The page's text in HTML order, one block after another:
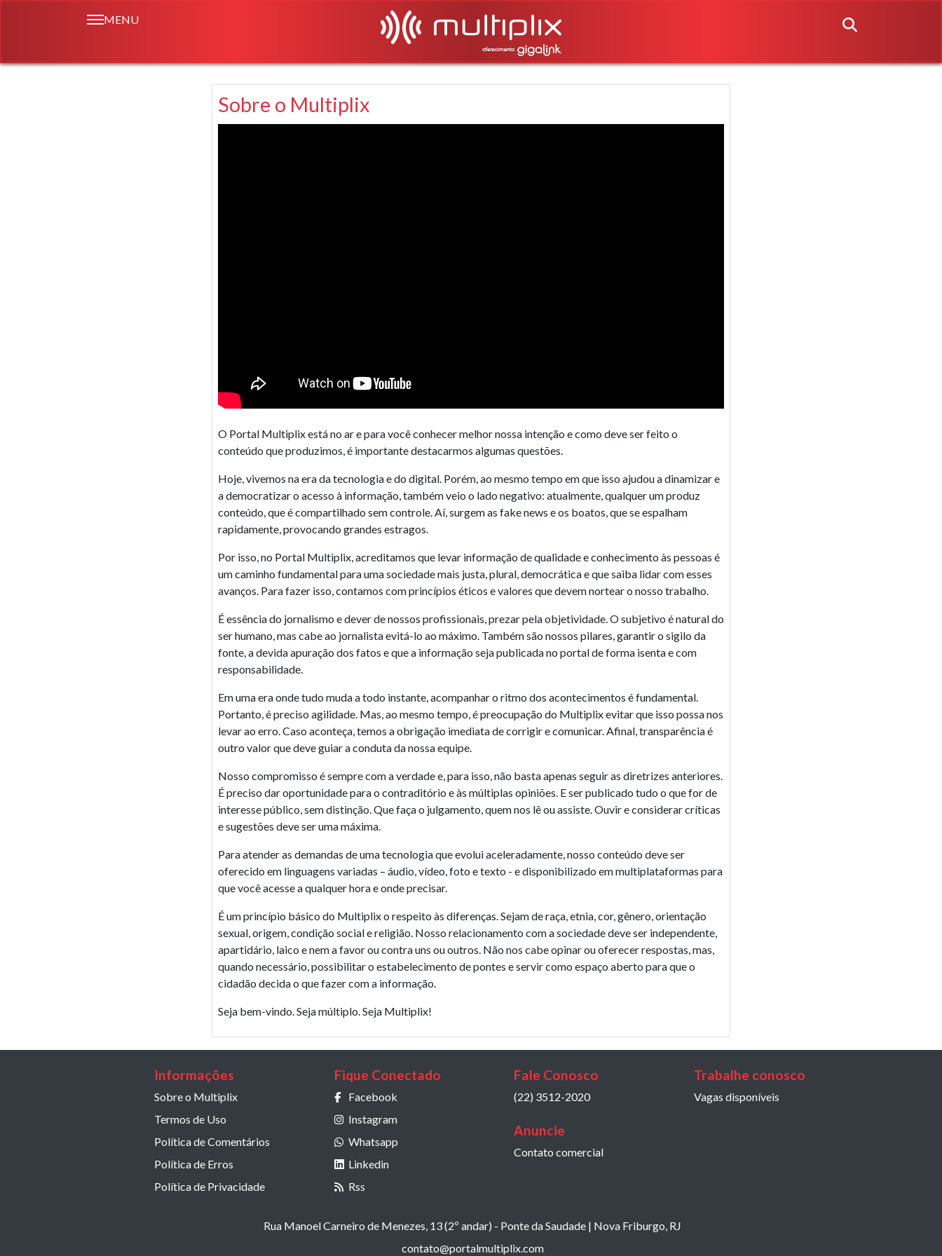
MENU
Sobre o Multiplix
O Portal Multiplix está no ar e para você conhecer melhor nossa intenção e como deve ser feito o
conteúdo que produzimos, é importante destacarmos algumas questões.
Hoje, vivemos na era da tecnologia e do digital. Porém, ao mesmo tempo em que isso ajudou a dinamizar e
a democratizar o acesso à informação, também veio o lado negativo: atualmente, qualquer um produz
conteúdo, que é compartilhado sem controle. Aí, surgem as fake news e os boatos, que se espalham
rapidamente, provocando grandes estragos.
Por isso, no Portal Multiplix, acreditamos que levar informação de qualidade e conhecimento às pessoas é
um caminho fundamental para uma sociedade mais justa, plural, democrática e que saiba lidar com esses
avanços. Para fazer isso, contamos com princípios éticos e valores que devem nortear o nosso trabalho.
É essência do jornalismo e dever de nossos profissionais, prezar pela objetividade. O subjetivo é natural do
ser humano, mas cabe ao jornalista evitá-lo ao máximo. Também são nossos pilares, garantir o sigilo da
fonte, a devida apuração dos fatos e que a informação seja publicada no portal de forma isenta e com
responsabilidade.
Em uma era onde tudo muda a todo instante, acompanhar o ritmo dos acontecimentos é fundamental.
Portanto, é preciso agilidade. Mas, ao mesmo tempo, é preocupação do Multiplix evitar que isso possa nos
levar ao erro. Caso aconteça, temos a obrigação imediata de corrigir e comunicar. Afinal, transparência é
outro valor que deve guiar a conduta da nossa equipe.
Nosso compromisso é sempre com a verdade e, para isso, não basta apenas seguir as diretrizes anteriores.
É preciso dar oportunidade para o contraditório e às múltiplas opiniões. E ser publicado tudo o que for de
interesse público, sem distinção. Que faça o julgamento, quem nos lê ou assiste. Ouvir e considerar críticas
e sugestões deve ser uma máxima.
Para atender as demandas de uma tecnologia que evolui aceleradamente, nosso conteúdo deve ser
oferecido em linguagens variadas – áudio, vídeo, foto e texto - e disponibilizado em multiplataformas para
que você acesse a qualquer hora e onde precisar.
É um princípio básico do Multiplix o respeito às diferenças. Sejam de raça, etnia, cor, gênero, orientação
sexual, origem, condição social e religião. Nosso relacionamento com a sociedade deve ser independente,
apartidário, laico e nem a favor ou contra uns ou outros. Não nos cabe opinar ou oferecer respostas, mas,
quando necessário, possibilitar o estabelecimento de pontes e servir como espaço aberto para que o
cidadão decida o que fazer com a informação.
Seja bem-vindo. Seja múltiplo. Seja Multiplix!
Informações
Sobre o Multiplix
Termos de Uso
Política de Comentários
Política de Erros
Política de Privacidade
Fique Conectado
Facebook
Instagram
Whatsapp
Linkedin
Rss
Fale Conosco
(22) 3512-2020
Anuncie
Contato comercial
Trabalhe conosco
Vagas disponíveis
Rua Manoel Carneiro de Menezes, 13 (2º andar) - Ponte da Saudade | Nova Friburgo, RJ
contato@portalmultiplix.com